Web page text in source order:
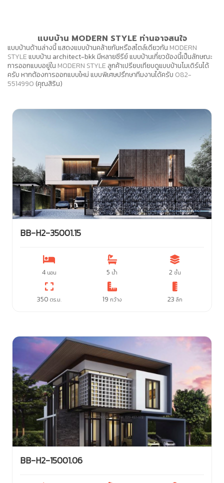
แบบบ้าน MODERN STYLE ท่านอาจสนใจ
แบบบ้านด้านล่างนี้ แสดงแบบบ้านคล้ายกันหรือสไตล์เดียวกัน MODERN
STYLEแบบบ้าน architect-bkk มีหลายซีรีย์ แบบบ้านเกี่ยวข้องนี้เป็นลักษณะ
การออกแบบอยู่ใน MODERN STYLE ลูกค้าเปรียบเทียบดูแบบบ้านโมเดิร์นได้
ครับ หากต้องการออกแบบใหม่ แบบพิเศษปรึกษาทีมงานได้ครับ 082-
5514990 (คุณสิริน)
BB-H2-35001.15
4 นอน 5 น้ำ 2 ชั้น
350 ตร.ม. 19 กว้าง 23 ลึก
BB-H2-15001.06